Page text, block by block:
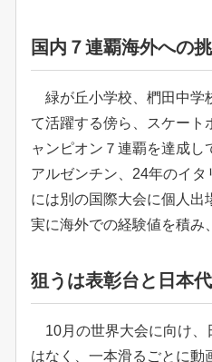
国内７連覇海外への
緑が丘小学校、椚田中学
て活躍する傍ら、スケート
ャンピオン７連覇を達成
アルゼンチン、24年のイ
には別の国際大会に個人出
実に海外での経験値を積み
狙うは表彰台と日本
10月の世界大会に向け、
はなく、一本滑るごとに動